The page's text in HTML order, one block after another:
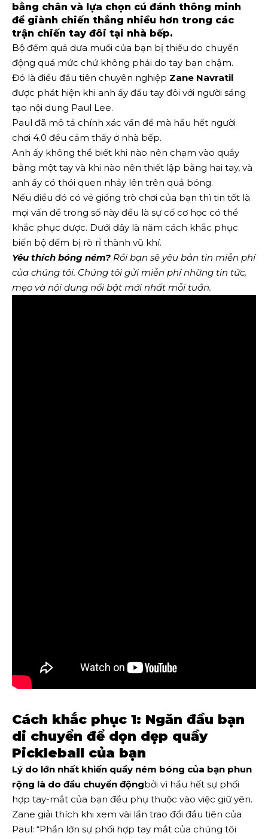
bằng chân và lựa chọn cú đánh thông minh
để giành chiến thắng nhiều hơn trong các
trận chiến tay đôi tại nhà bếp.
Bộ đếm quả dưa muối của bạn bị thiếu do chuyển
động quá mức chứ không phải do tay bạn chậm.
Đó là điều đầu tiên chuyên nghiệp Zane Navratil
được phát hiện khi anh ấy đấu tay đôi với người sáng
tạo nội dung Paul Lee.
Paul đã mô tả chính xác vấn đề mà hầu hết người
chơi 4.0 đều cảm thấy ở nhà bếp.
Anh ấy không thể biết khi nào nên chạm vào quầy
bằng một tay và khi nào nên thiết lập bằng hai tay, và
anh ấy có thói quen nhảy lên trên quả bóng.
Nếu điều đó có vẻ giống trò chơi của bạn thì tin tốt là
mọi vấn đề trong số này đều là sự cố cơ học có thể
khắc phục được. Dưới đây là năm cách khắc phục
biến bộ đếm bị rò rỉ thành vũ khí.
Yêu thích bóng ném? Rồi bạn sẽ yêu bản tin miễn phí
của chúng tôi. Chúng tôi gửi miễn phí những tin tức,
mẹo và nội dung nổi bật mới nhất mỗi tuần.
Cách khắc phục 1: Ngăn đầu bạn
di chuyển để dọn dẹp quầy
Pickleball của bạn
Lý do lớn nhất khiến quầy ném bóng của bạn phun
rộng là do đầu chuyển độngbởi vì hầu hết sự phối
hợp tay-mắt của bạn đều phụ thuộc vào việc giữ yên.
Zane giải thích khi xem vài lần trao đổi đầu tiên của
Paul: “Phần lớn sự phối hợp tay mắt của chúng tôi